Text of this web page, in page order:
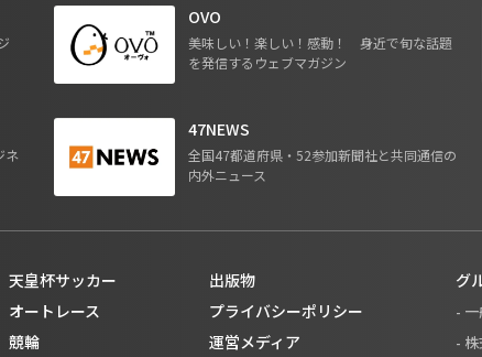
OVO
美味しい！楽しい！感動！ 身近で旬な話題
を発信するウェブマガジン
ネ
47NEWS
全国47都道府県・52参加新聞社と共同通信の
内外ニュース
天皇杯サッカー
オートレース
競輪
出版物
プライバシーポリシー
運営メディア
グ
-
-